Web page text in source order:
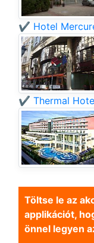
✔️ Hotel
✔️ Thermal
Töltse le az
applikációt,
önnel legyen